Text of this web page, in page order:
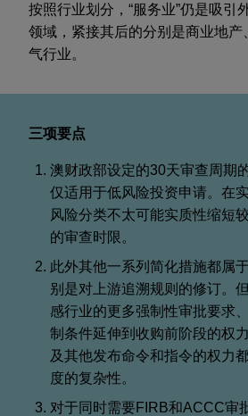
按照行业划分，“服务业”仍是吸引
领域，紧接其后的分别是商业地产
气行业。
三项要点
澳财政部设定的30天审查周期
仅适用于低风险投资申请。在
风险分类不太可能实质性缩短
的审查时限。
此外其他一系列简化措施都属
别是对上游追溯规则的修订。
感行业的更多强制性审批要求
制条件延伸到收购前阶段的权
及其他发布命令和指令的权力
度的复杂性。
对于同时需要 FIRB和ACCC审